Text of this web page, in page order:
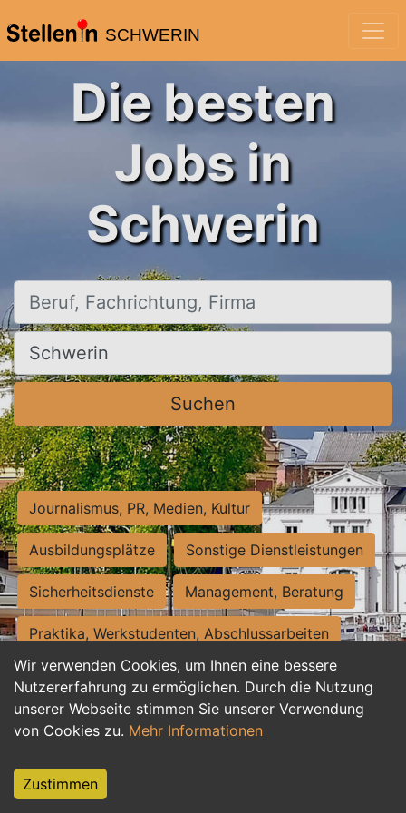
SCHWERIN
Wir verwenden Cookies, um Ihnen eine bessere
Nutzererfahrung zu ermöglichen. Durch die Nutzung
unserer Webseite stimmen Sie unserer Verwendung
von Cookies zu. Mehr Informationen
Zustimmen
Die besten
Jobs in
Schwerin
Beruf, Fachrichtung, Firma
Ort, Stadt
Suchen
Journalismus, PR, Medien, Kultur
Ausbildungsplätze Sonstige Dienstleistungen
Sicherheitsdienste Management, Beratung
Praktika, Werkstudenten, Abschlussarbeiten
Personalwesen Assistenz, Sekretariat
Hilfskräfte, Aushilfs- und Nebenjobs
Weiterbildung, Studium, duale Ausbildung